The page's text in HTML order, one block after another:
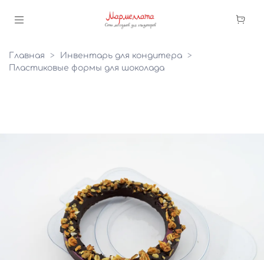
Главная
Инвентарь для кондитера
Пластиковые формы для шоколада